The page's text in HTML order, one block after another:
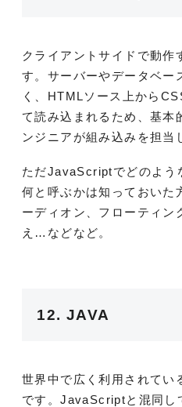
クライアントサイドで動作
す。サーバーやデータベー
く、HTMLソース上から
て読み込まれるため、基本
ンジニアが組み込みを担当
ただJavaScriptでどのよう
何と呼ぶかは知っておいた
ーディオン、フローティン
え…などなど。
12. JAVA
世界中で広く利用されてい
です。JavaScriptと混同し